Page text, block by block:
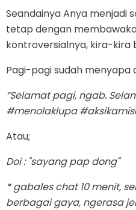
Seandainya Anya menjadi
tetap dengan
kontroversialnya, kira-kira
Pagi-pagi sudah menyapa
“Selamat pagi, ngab.
#menolaklupa
Atau;
Doi : "sayang pap dong"
* gabales chat 10 menit,
berbagai gaya, ngerasa